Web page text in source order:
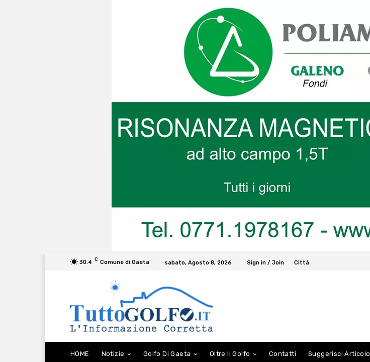
30.4 C Comune di Gaeta sabato, Agosto 8, 2026 Sign in / Join Città
HOME Notizie Golfo Di Gaeta Oltre Il Golfo Contatti Suggerisci Articolo